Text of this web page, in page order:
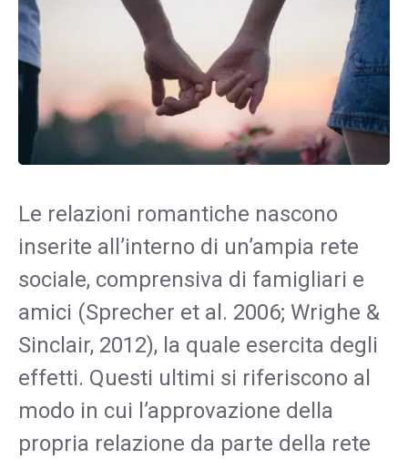
Le relazioni romantiche nascono
inserite all’interno di un’ampia rete
sociale, comprensiva di famigliari e
amici (Sprecher et al. 2006; Wrighe &
Sinclair, 2012), la quale esercita degli
effetti. Questi ultimi si riferiscono al
modo in cui l’approvazione della
propria relazione da parte della rete